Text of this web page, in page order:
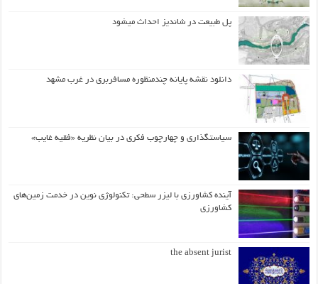
پل طبیعت در شاندیز احداث میشود
دانلود نقشه پایانه چندمنظوره مسافربری در غرب مشهد
سیاستگذاری و چهارچوب فکری در بیان نظریه «فقیه غایب»
آینده کشاورزی با لیزر سطحی: تکنولوژی نوین در خدمت زمین‌های
کشاورزی
the absent jurist